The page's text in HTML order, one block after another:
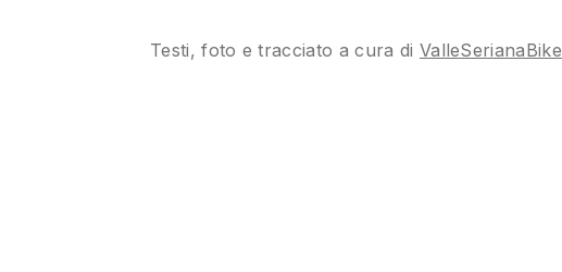
Testi, foto e tracciato a cura di ValleSerianaBike